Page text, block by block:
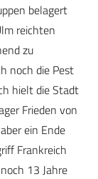
belagert
reichten
zu
noch die Pest
hielt die Stadt
Frieden von
ein Ende
Frankreich
13 Jahre